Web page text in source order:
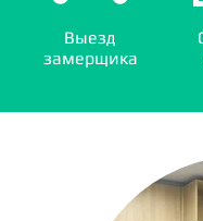
Выезд
замерщика